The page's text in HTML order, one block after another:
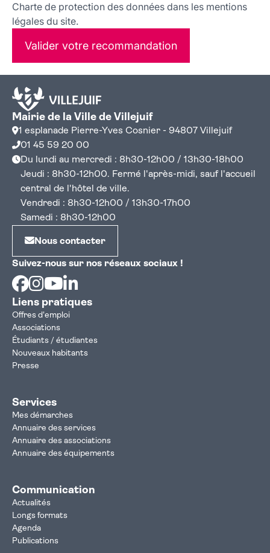
Charte de protection des données dans les mentions
légales du site.
Valider votre recommandation
Mairie de la Ville de Villejuif
1 esplanade Pierre-Yves Cosnier - 94807 Villejuif
01 45 59 20 00
Du lundi au mercredi : 8h30-12h00 / 13h30-18h00
Jeudi : 8h30-12h00. Fermé l'après-midi, sauf l'accueil
central de l'hôtel de ville.
Vendredi : 8h30-12h00 / 13h30-17h00
Samedi : 8h30-12h00
Nous contacter
Suivez-nous sur nos réseaux sociaux !
Facebook
Instagram
Youtube
Liens pratiques
Offres d'emploi
Associations
Étudiants / étudiantes
Nouveaux habitants
Presse
Services
Mes démarches
Annuaire des services
Annuaire des associations
Annuaire des équipements
Communication
Actualités
Longs formats
Agenda
Publications